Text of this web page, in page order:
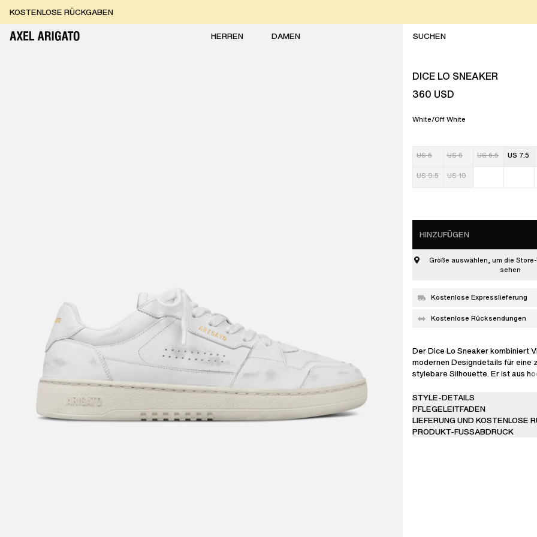
Zum Inhalt springen
KOSTENLOSE RÜCKGABEN
KOSTENLOSE EXPRESSLIEFERUNG
HERREN
DAMEN
DICE LO SNEAKER
360 USD
White/Off White
US 5 US 6 US 6.5 US 7.5
US 9.5 US 10
HINZUFÜGEN
Größe auswählen, um die
sehen
Kostenlose Expresslieferung
Kostenlose Rücksendungen
Der Dice Lo Sneaker kombiniert
modernen Designdetails für eine
stylebare Silhouette. Er ist aus
hat ein aus abgenutzten
Obermaterial mit Perforationen
Logo.
STYLE-DETAILS
PFLEGELEITFADEN
LIEFERUNG UND KOSTENLOSE
PRODUKT-FUSSABDRUCK